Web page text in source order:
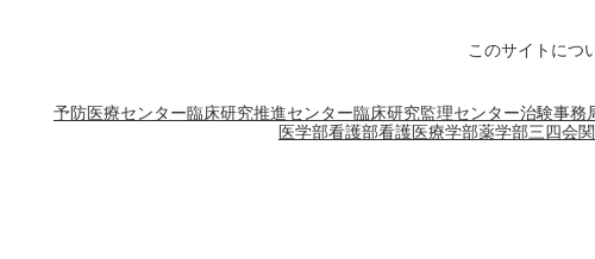
このサイトにつ
予防医療センター臨床研究推進センター臨床研究監理センター治験事務
医学部看護部看護医療学部薬学部三四会